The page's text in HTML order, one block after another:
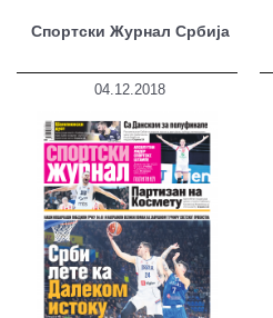
Спортски Журнал Србија
04.12.2018